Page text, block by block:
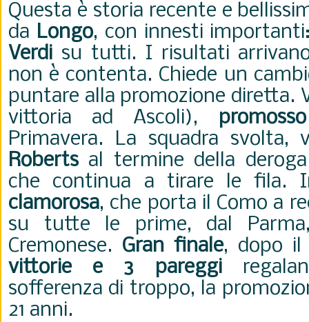
Questa è storia recente e
da Longo, con innesti
Verdi su tutti. I risultati
non è contenta. Chiede un
puntare alla promozione diretta.
vittoria ad Ascoli),
Primavera. La squadra svolta,
Roberts al termine della
che continua a tirare le fila.
clamorosa, che porta il Como a
su tutte le prime, dal
Cremonese. Gran finale, dopo il
vittorie e 3 pareggi
sofferenza di troppo, la
21 anni.